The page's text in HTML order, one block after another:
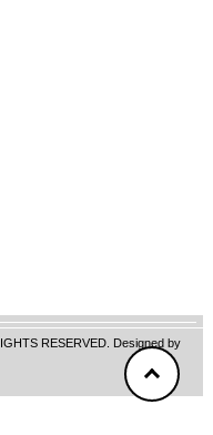
RESERVED. Designed by